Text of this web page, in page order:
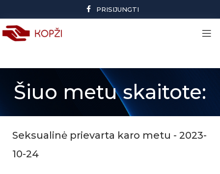
PRISIJUNGTI
Šiuo metu skaitote:
Seksualinė prievarta karo metu - 2023-
10-24